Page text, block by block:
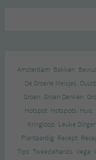
Amsterdam Bakken
De Groene Meisjes
Groen Groen Denken
Hotspot Hotspots Huis
Kringloop Leuke Dingen
Plantaardig Recept
Tips Tweedehands Vega